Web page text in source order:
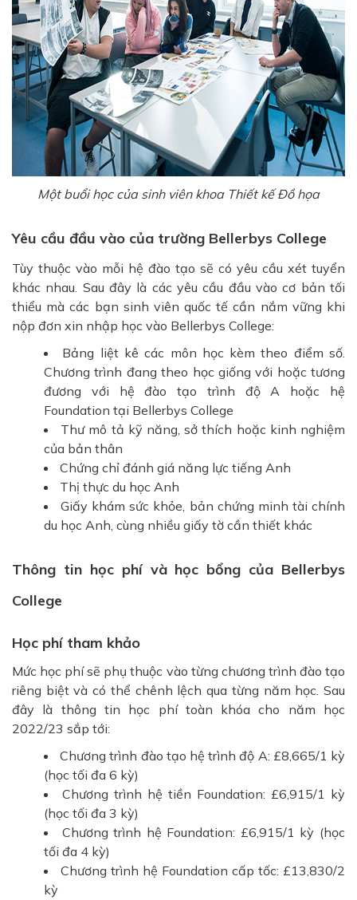
Một buổi học của sinh viên khoa Thiết kế Đồ họa
Yêu cầu đầu vào của trường Bellerbys College
Tùy thuộc vào mỗi hệ đào tạo sẽ có yêu cầu xét tuyển
khác nhau. Sau đây là các yêu cầu đầu vào cơ bản tối
thiểu mà các bạn sinh viên quốc tế cần nắm vững khi
nộp đơn xin nhập học vào Bellerbys College:
Bảng liệt kê các môn học kèm theo điểm số.
Chương trình đang theo học giống với hoặc tương
đương với hệ đào tạo trình độ A hoặc hệ
Foundation tại Bellerbys College
Thư mô tả kỹ năng, sở thích hoặc kinh nghiệm
của bản thân
Chứng chỉ đánh giá năng lực tiếng Anh
Thị thực du học Anh
Giấy khám sức khỏe, bản chứng minh tài chính
du học Anh, cùng nhiều giấy tờ cần thiết khác
Thông tin học phí và học bổng của Bellerbys
College
Học phí tham khảo
Mức học phí sẽ phụ thuộc vào từng chương trình đào tạo
riêng biệt và có thể chênh lệch qua từng năm học. Sau
đây là thông tin học phí toàn khóa cho năm học
2022/23 sắp tới:
Chương trình đào tạo hệ trình độ A: £8,665/1 kỳ
(học tối đa 6 kỳ)
Chương trình hệ tiền Foundation: £6,915/1 kỳ
(học tối đa 3 kỳ)
Chương trình hệ Foundation: £6,915/1 kỳ (học
tối đa 4 kỳ)
Chương trình hệ Foundation cấp tốc: £13,830/2
kỳ